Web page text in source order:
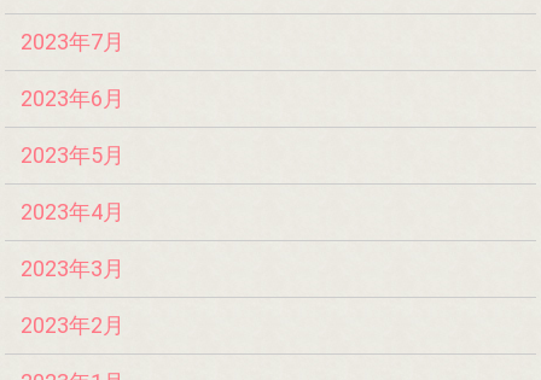
2023年7月
2023年6月
2023年5月
2023年4月
2023年3月
2023年2月